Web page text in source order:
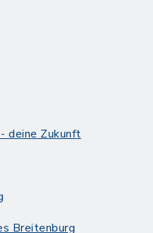
deine Zukunft
Breitenburg